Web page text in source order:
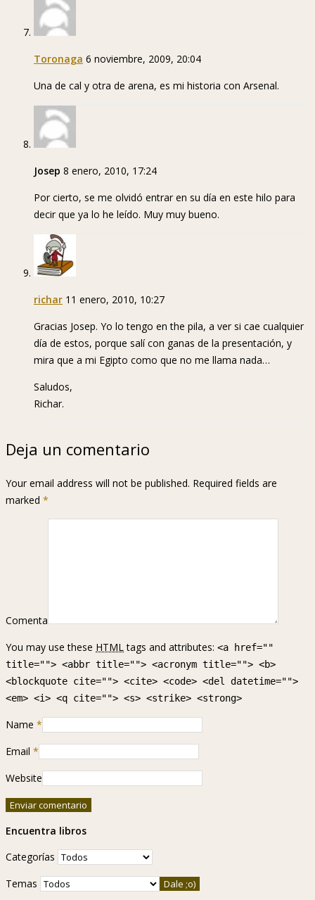
Toronaga 6 noviembre, 2009, 20:04
Una de cal y otra de arena, es mi historia con Arsenal.
Josep 8 enero, 2010, 17:24
Por cierto, se me olvidó entrar en su día en este hilo para
decir que ya lo he leído. Muy muy bueno.
richar 11 enero, 2010, 10:27
Gracias Josep. Yo lo tengo en the pila, a ver si cae cualquier
día de estos, porque salí con ganas de la presentación, y
mira que a mi Egipto como que no me llama nada…
Saludos,
Richar.
Deja un comentario
Your email address will not be published. Required fields are
marked *
Comenta
You may use these HTMLtags and attributes: <a href=""
title=""> <abbr title=""> <acronym title=""> <b>
<blockquote cite=""> <cite> <code> <del datetime="">
<em> <i> <q cite=""> <s> <strike> <strong>
Name *
Email *
Website
Encuentra libros
Categorías
Temas